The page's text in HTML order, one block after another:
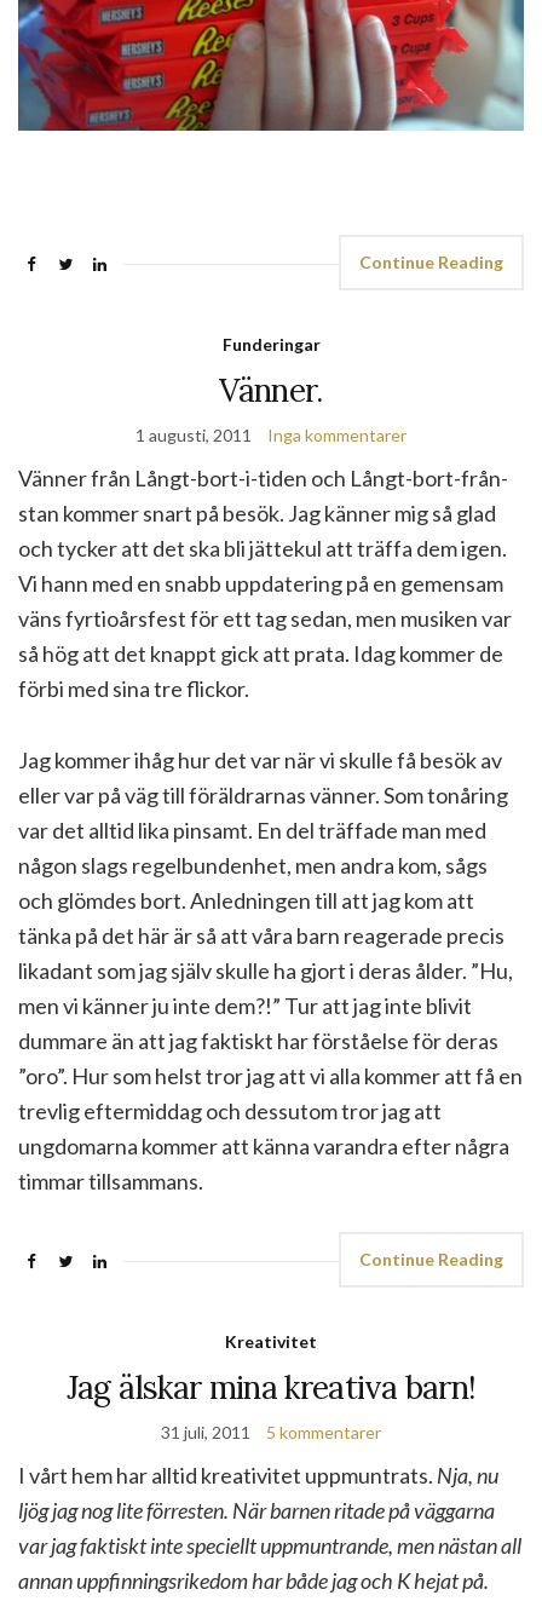
Continue Reading
Funderingar
Vänner.
1 augusti, 2011 Inga kommentarer
Vänner från Långt-bort-i-tiden och Långt-bort-från-
stan kommer snart på besök. Jag känner mig så glad
och tycker att det ska bli jättekul att träffa dem igen.
Vi hann med en snabb uppdatering på en gemensam
väns fyrtioårsfest för ett tag sedan, men musiken var
så hög att det knappt gick att prata. Idag kommer de
förbi med sina tre flickor.
Jag kommer ihåg hur det var när vi skulle få besök av
eller var på väg till föräldrarnas vänner. Som tonåring
var det alltid lika pinsamt. En del träffade man med
någon slags regelbundenhet, men andra kom, sågs
och glömdes bort. Anledningen till att jag kom att
tänka på det här är så att våra barn reagerade precis
likadant som jag själv skulle ha gjort i deras ålder. ”Hu,
men vi känner ju inte dem?!” Tur att jag inte blivit
dummare än att jag faktiskt har förståelse för deras
”oro”. Hur som helst tror jag att vi alla kommer att få en
trevlig eftermiddag och dessutom tror jag att
ungdomarna kommer att känna varandra efter några
timmar tillsammans.
Continue Reading
Kreativitet
Jag älskar mina kreativa barn!
31 juli, 2011 5 kommentarer
I vårt hem har alltid kreativitet uppmuntrats. Nja, nu
ljög jag nog lite förresten. När barnen ritade på väggarna
var jag faktiskt inte speciellt uppmuntrande, men nästan all
annan uppfinningsrikedom har både jag och K hejat på.